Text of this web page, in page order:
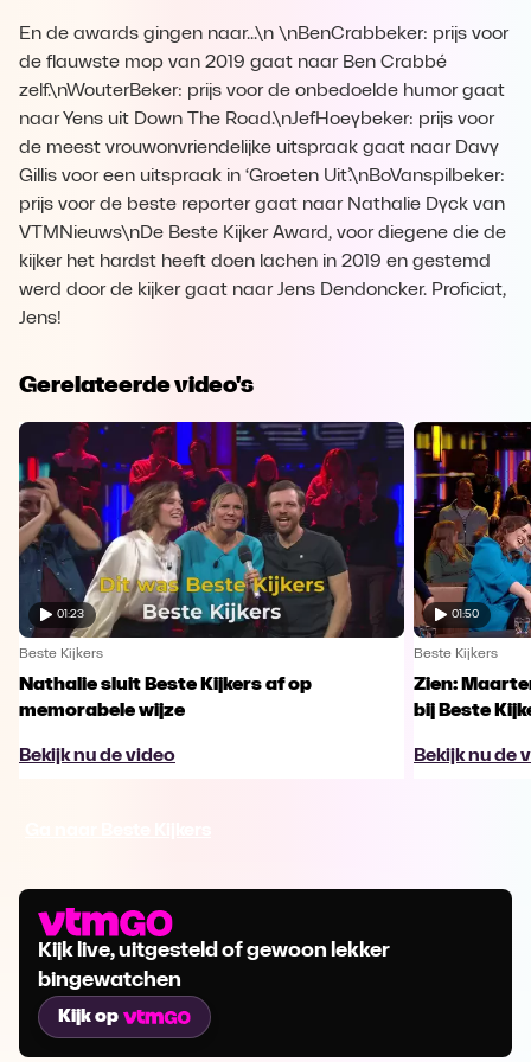
En de awards gingen naar...\n \nBenCrabbeker: prijs voor
de flauwste mop van 2019 gaat naar Ben Crabbé
zelf.\nWouterBeker: prijs voor de onbedoelde humor gaat
naar Yens uit Down The Road.\nJefHoeybeker: prijs voor
de meest vrouwonvriendelijke uitspraak gaat naar Davy
Gillis voor een uitspraak in ‘Groeten Uit’.\nBoVanspilbeker:
prijs voor de beste reporter gaat naar Nathalie Dyck van
VTMNieuws\nDe Beste Kijker Award, voor diegene die de
kijker het hardst heeft doen lachen in 2019 en gestemd
werd door de kijker gaat naar Jens Dendoncker. Proficiat,
Jens!
Gerelateerde video's
01:23
Beste Kijkers
Nathalie sluit Beste Kijkers af op
memorabele wijze
Bekijk nu de video
01:50
Beste Kijkers
Zien:
bij Beste
Bekijk nu de
Kijk live, uitgesteld of gewoon lekker
bingewatchen
Kijk op